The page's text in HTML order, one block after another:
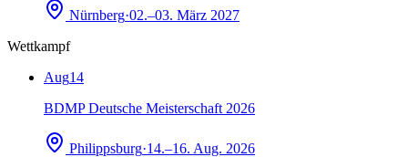
Nürnberg·02.–03. März 2027
Wettkampf
Aug14
BDMP Deutsche Meisterschaft 2026
Philippsburg·14.–16. Aug. 2026